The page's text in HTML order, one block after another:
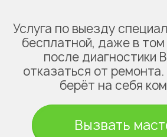
Услуга по выезду
бесплатной, даже в том
после диагностики
отказаться от
берёт на себя
Вызвать